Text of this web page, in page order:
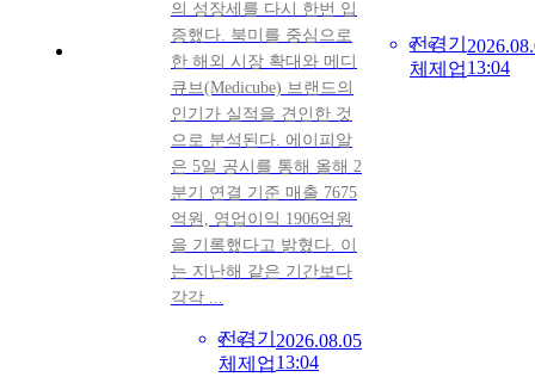
의 성장세를 다시 한번 입
증했다. 북미를 중심으로
한 해외 시장 확대와 메디
큐브(Medicube) 브랜드의
인기가 실적을 견인한 것
으로 분석된다. 에이피알
은 5일 공시를 통해 올해 2
분기 연결 기준 매출 7675
억원, 영업이익 1906억원
을 기록했다고 밝혔다. 이
는 지난해 같은 기간보다
각각 ...
전
체
경
제
기
업
2026.08.05
13:04
전
체
경
제
기
업13:04